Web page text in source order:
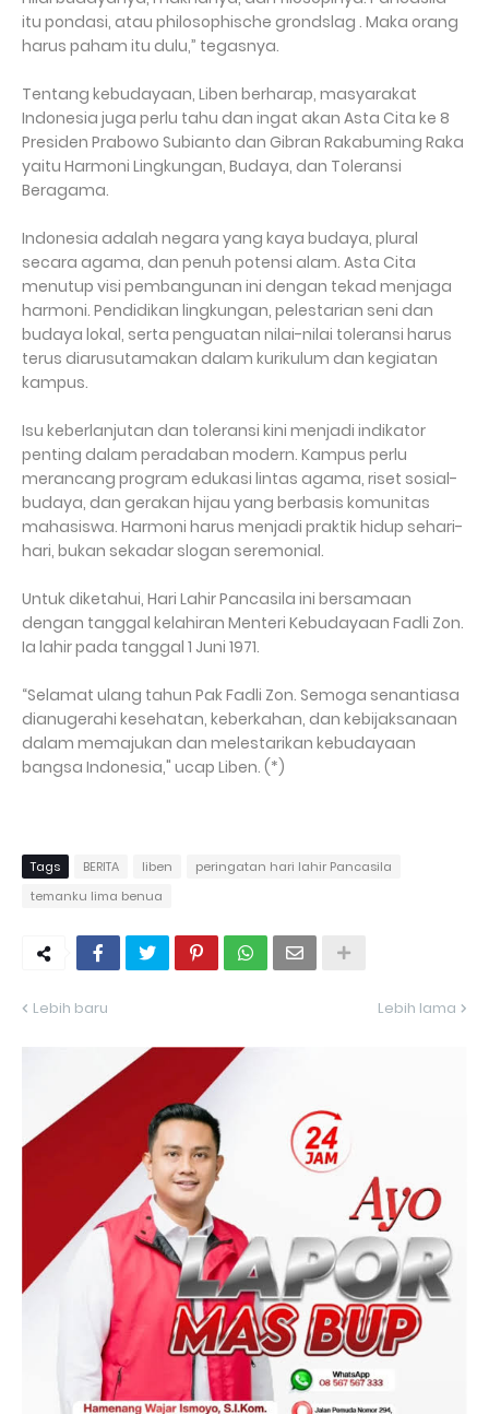
itu pondasi, atau philosophische grondslag . Maka orang
harus paham itu dulu,” tegasnya.
Tentang kebudayaan, Liben berharap, masyarakat
Indonesia juga perlu tahu dan ingat akan Asta Cita ke 8
Presiden Prabowo Subianto dan Gibran Rakabuming Raka
yaitu Harmoni Lingkungan, Budaya, dan Toleransi
Beragama.
Indonesia adalah negara yang kaya budaya, plural
secara agama, dan penuh potensi alam. Asta Cita
menutup visi pembangunan ini dengan tekad menjaga
harmoni. Pendidikan lingkungan, pelestarian seni dan
budaya lokal, serta penguatan nilai-nilai toleransi harus
terus diarusutamakan dalam kurikulum dan kegiatan
kampus.
Isu keberlanjutan dan toleransi kini menjadi indikator
penting dalam peradaban modern. Kampus perlu
merancang program edukasi lintas agama, riset sosial-
budaya, dan gerakan hijau yang berbasis komunitas
mahasiswa. Harmoni harus menjadi praktik hidup sehari-
hari, bukan sekadar slogan seremonial.
Untuk diketahui, Hari Lahir Pancasila ini bersamaan
dengan tanggal kelahiran Menteri Kebudayaan Fadli Zon.
Ia lahir pada tanggal 1 Juni 1971.
“Selamat ulang tahun Pak Fadli Zon. Semoga senantiasa
dianugerahi kesehatan, keberkahan, dan kebijaksanaan
dalam memajukan dan melestarikan kebudayaan
bangsa Indonesia," ucap Liben. (*)
Tags BERITA liben
peringatan hari lahir Pancasila
temanku lima benua
Lebih baru Lebih lama